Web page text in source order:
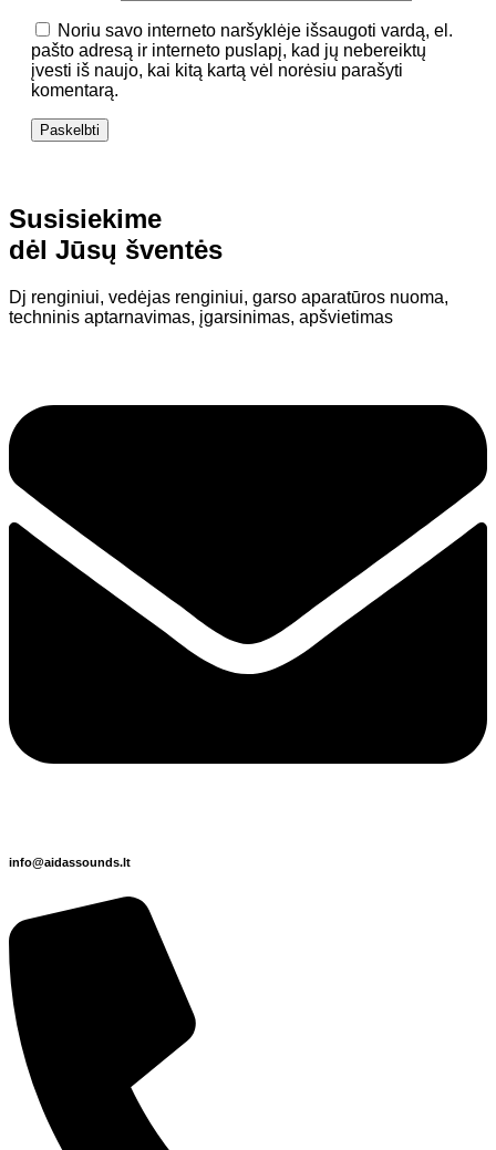
Noriu savo interneto naršyklėje išsaugoti vardą, el.
pašto adresą ir interneto puslapį, kad jų nebereiktų
įvesti iš naujo, kai kitą kartą vėl norėsiu parašyti
komentarą.
Susisiekime
dėl Jūsų šventės
Dj renginiui, vedėjas renginiui, garso aparatūros nuoma,
techninis aptarnavimas, įgarsinimas, apšvietimas
info@aidassounds.lt